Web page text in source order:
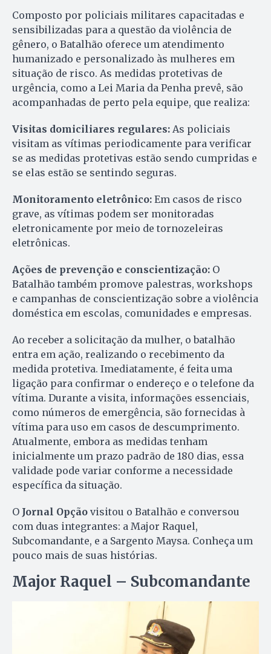
Composto por policiais militares capacitadas e
sensibilizadas para a questão da violência de
gênero, o Batalhão oferece um atendimento
humanizado e personalizado às mulheres em
situação de risco. As medidas protetivas de
urgência, como a Lei Maria da Penha prevê, são
acompanhadas de perto pela equipe, que realiza:
Visitas domiciliares regulares: As policiais
visitam as vítimas periodicamente para verificar
se as medidas protetivas estão sendo cumpridas e
se elas estão se sentindo seguras.
Monitoramento eletrônico: Em casos de risco
grave, as vítimas podem ser monitoradas
eletronicamente por meio de tornozeleiras
eletrônicas.
Ações de prevenção e conscientização: O
Batalhão também promove palestras, workshops
e campanhas de conscientização sobre a violência
doméstica em escolas, comunidades e empresas.
Ao receber a solicitação da mulher, o batalhão
entra em ação, realizando o recebimento da
medida protetiva. Imediatamente, é feita uma
ligação para confirmar o endereço e o telefone da
vítima. Durante a visita, informações essenciais,
como números de emergência, são fornecidas à
vítima para uso em casos de descumprimento.
Atualmente, embora as medidas tenham
inicialmente um prazo padrão de 180 dias, essa
validade pode variar conforme a necessidade
específica da situação.
O Jornal Opção visitou o Batalhão e conversou
com duas integrantes: a Major Raquel,
Subcomandante, e a Sargento Maysa. Conheça um
pouco mais de suas histórias.
Major Raquel – Subcomandante